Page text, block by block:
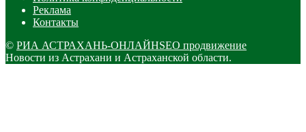
Реклама
Контакты
© РИА АСТРАХАНЬ-ОНЛАЙНSEO продвижение
Новости из Астрахани и Астраханской области.